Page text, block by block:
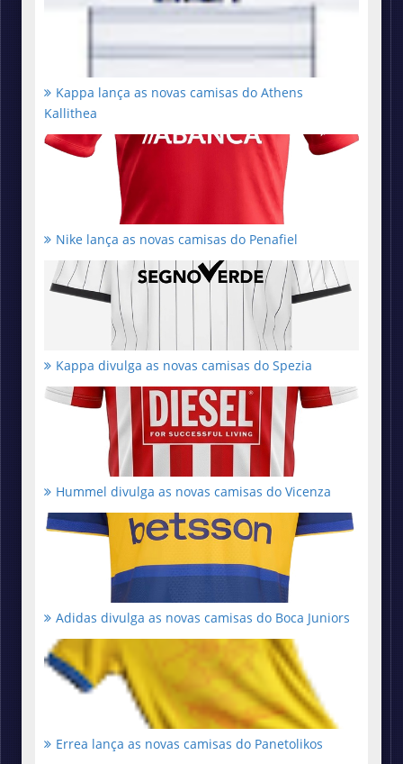
Kappa lança as novas camisas do Athens
Kallithea
Nike lança as novas camisas do Penafiel
Kappa divulga as novas camisas do Spezia
Hummel divulga as novas camisas do Vicenza
Adidas divulga as novas camisas do Boca Juniors
Errea lança as novas camisas do Panetolikos